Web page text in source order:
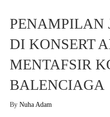
PENAMPILAN
DI KONSERT
MENTAFSIR
BALENCIAGA
By Nuha Adam